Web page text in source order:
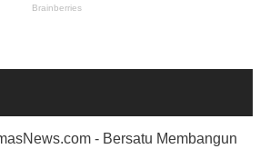
- Bersatu Membangun